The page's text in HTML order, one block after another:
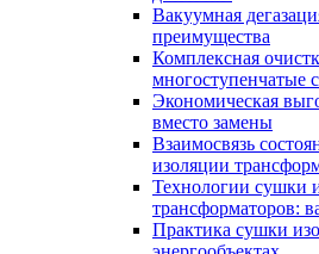
Вакуумная
преимущества
Комплексная
многоступенчатые
Экономическая
вместо замены
Взаимосвязь
изоляции
Технологии сушки
трансформаторов:
Практика сушки